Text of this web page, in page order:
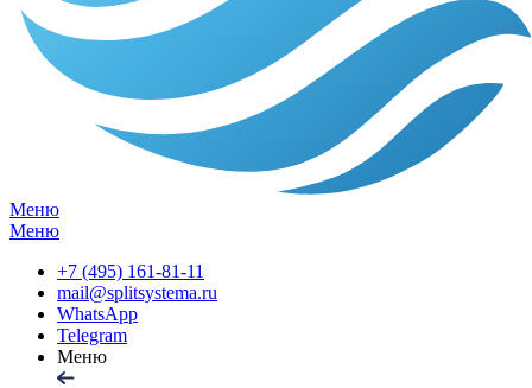
Меню
Меню
+7 (495) 161-81-11
mail@splitsystema.ru
WhatsApp
Telegram
Меню